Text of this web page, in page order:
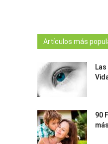
Artículos más
90